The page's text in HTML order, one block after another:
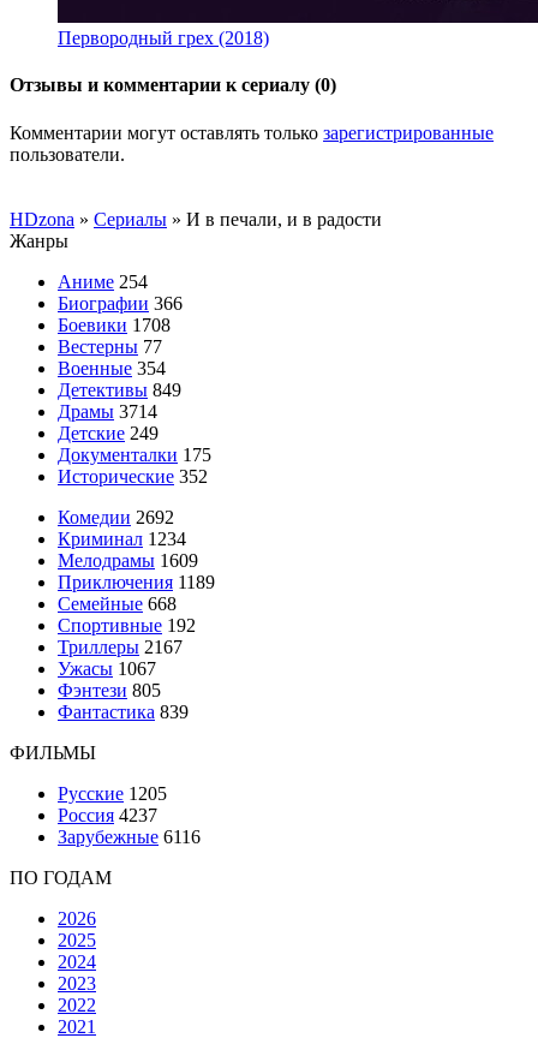
Первородный грех (2018)
Отзывы и комментарии к сериалу (0)
Комментарии могут оставлять только зарегистрированные
пользователи.
HDzona » Сериалы » И в печали, и в радости
Жанры
Аниме 254
Биографии 366
Боевики 1708
Вестерны 77
Военные 354
Детективы 849
Драмы 3714
Детские 249
Документалки 175
Исторические 352
Комедии 2692
Криминал 1234
Мелодрамы 1609
Приключения 1189
Семейные 668
Спортивные 192
Триллеры 2167
Ужасы 1067
Фэнтези 805
Фантастика 839
ФИЛЬМЫ
Русские 1205
Россия 4237
Зарубежные 6116
ПО ГОДАМ
2026
2025
2024
2023
2022
2021